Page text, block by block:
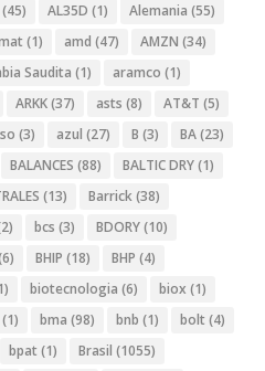
(45) AL35D (1) Alemania (55)
(1) amd (47) AMZN (34)
Saudita (1) aramco (1)
ARKK(37) asts (8) AT&T (5)
(3) azul (27) B (3) BA(23)
BALANCES (88) BALTIC DRY(1)
(13) Barrick(38)
bcs (3) BDORY(10)
BHIP (18) BHP (4)
biotecnologia (6) biox (1)
(1) bma (98) bnb (1) bolt (4)
bpat (1) Brasil (1055)